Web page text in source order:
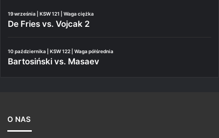
19 września | KSW 121 | Waga ciężka
De Fries vs. Vojcak 2
10 października | KSW 122 | Waga półśrednia
Bartosiński vs. Masaev
O NAS